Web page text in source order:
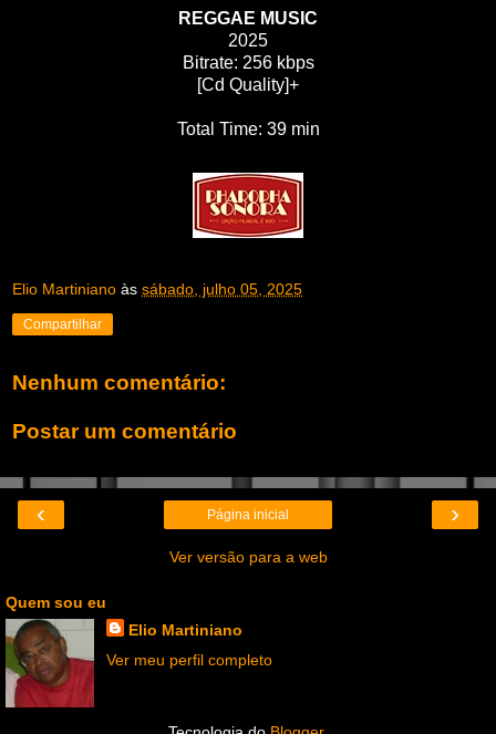
REGGAE MUSIC
2025
Bitrate: 256 kbps
[Cd Quality]+
Total Time: 39 min
Elio Martiniano às sábado, julho 05, 2025
Compartilhar
Nenhum comentário:
Postar um comentário
‹ ›
Página inicial
Ver versão para a web
Quem sou eu
Elio Martiniano
Ver meu perfil completo